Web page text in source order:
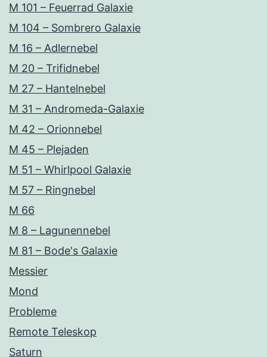
M 101 – Feuerrad Galaxie
M 104 – Sombrero Galaxie
M 16 – Adlernebel
M 20 – Trifidnebel
M 27 – Hantelnebel
M 31 – Andromeda-Galaxie
M 42 – Orionnebel
M 45 – Plejaden
M 51 – Whirlpool Galaxie
M 57 – Ringnebel
M 66
M 8 – Lagunennebel
M 81 – Bode's Galaxie
Messier
Mond
Probleme
Remote Teleskop
Saturn